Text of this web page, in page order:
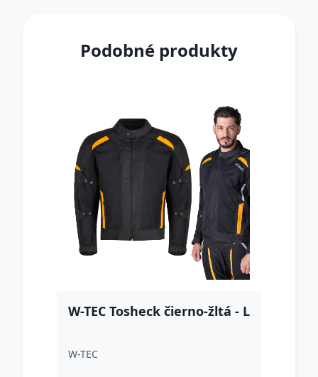
Podobné produkty
W-TEC Tosheck čierno-žltá - L
W-TEC